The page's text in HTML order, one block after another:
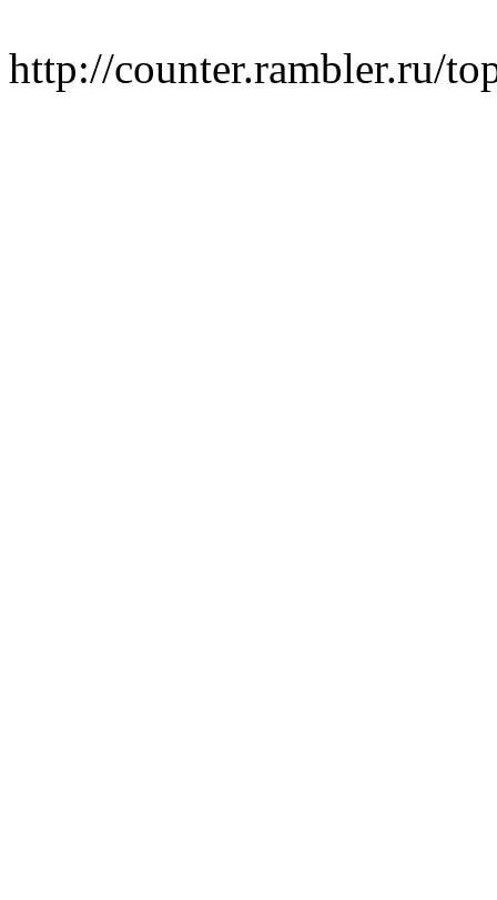
http://counter.rambler.ru/